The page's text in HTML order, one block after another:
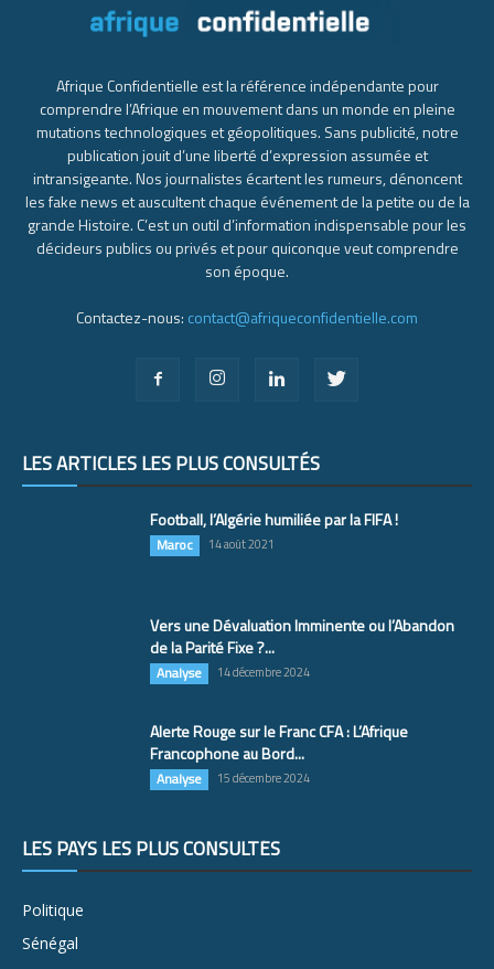
Afrique Confidentielle est la référence indépendante pour
comprendre l’Afrique en mouvement dans un monde en pleine
mutations technologiques et géopolitiques. Sans publicité, notre
publication jouit d’une liberté d’expression assumée et
intransigeante. Nos journalistes écartent les rumeurs, dénoncent
les fake news et auscultent chaque événement de la petite ou de la
grande Histoire. C’est un outil d’information indispensable pour les
décideurs publics ou privés et pour quiconque veut comprendre
son époque.
Contactez-nous: contact@afriqueconfidentielle.com
LES ARTICLES LES PLUS CONSULTÉS
Football, l’Algérie humiliée par la FIFA !
Maroc 14 août 2021
Vers une Dévaluation Imminente ou l’Abandon
de la Parité Fixe ?...
Analyse 14 décembre 2024
Alerte Rouge sur le Franc CFA : L’Afrique
Francophone au Bord...
Analyse 15 décembre 2024
LES PAYS LES PLUS CONSULTÉS
Politique
Sénégal